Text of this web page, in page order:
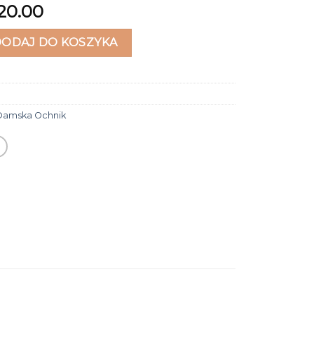
ochnikDO KOSZYKA
Ochnik